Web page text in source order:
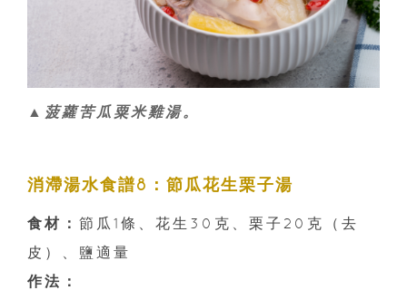
▲菠蘿苦瓜粟米雞湯。
消滯湯水食譜8：節瓜花生栗子湯
食材： 節瓜1條、花生30克、栗子20克（去
皮）、鹽適量
作法：